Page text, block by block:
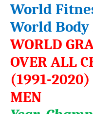
World
World
WORLD
OVER ALL
(1991-2020)
MEN